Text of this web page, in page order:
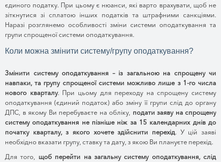
єдиного податку. При цьому є нюанси, які варто врахувати, щоб не
зіткнутися зі сплатою інших податків та штрафними санкціями.
Наразі розглянемо особливості зміни системи оподаткування та
групи спрощеної системи оподаткування.
Коли можна змінити систему/групу оподаткування?
Змінити систему оподаткування – із загальною на спрощену чи
навпаки, та групу спрощеної системи можливо лише з 1-го числа
нового кварталу. При цьому для переходу на спрощену систему
оподаткування (єдиний податок) або зміну її групи слід до органу
ДПС, в якому Ви перебуваєте на обліку, подати заяву на спрощену
систему оподаткування не пізніше ніж за 15 календарних днів до
початку кварталу, з якого хочете здійснити перехід. У цій заяві
необхідно вказати групу, ставку та дату, з якою Ви плануєте перехід.
Для того, щоб перейти на загальну систему оподаткування, слід